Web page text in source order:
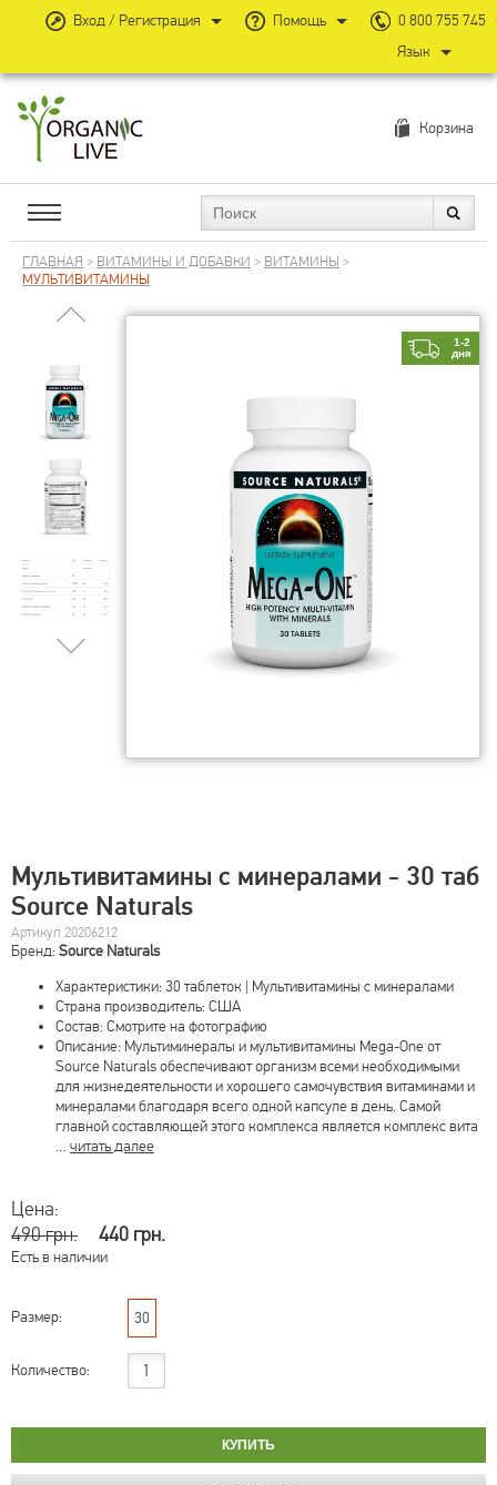
Корзина
ГЛАВНАЯ > ВИТАМИНЫ И ДОБАВКИ > ВИТАМИНЫ >
МУЛЬТИВИТАМИНЫ
1-2
дня
Мультивитамины с минералами - 30 таб
Source Naturals
Артикул 20206212
Бренд: Source Naturals
Характеристики: 30 таблеток | Мультивитамины с минералами
Страна производитель: США
Состав: Смотрите на фотографию
Описание: Мультиминералы и мультивитамины Mega-One от
Source Naturals обеспечивают организм всеми необходимыми
для жизнедеятельности и хорошего самочувствия витаминами и
минералами благодаря всего одной капсуле в день. Самой
главной составляющей этого комплекса является комплекс вита
… читать далее
Цена:
490 грн.
440 грн.
Есть в наличии
Размер: 30
Количество:
Вход / Регистрация Помощь
0 800 755 745
Язык